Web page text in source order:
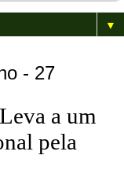
▼
- 27
a um
pela